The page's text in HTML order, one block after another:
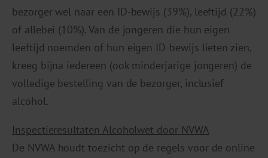
bezorger wel naar een ID-bewijs (39%), leeftijd (22%)
of allebei (10%). Van de jongeren die hun eigen
leeftijd noemden of hun eigen ID-bewijs lieten zien,
kreeg bijna iedereen (ook minderjarige jongeren) de
volledige bestelling van de bezorger, inclusief
alcohol.
Inspectieresultaten Alcoholwet door NVWA
De NVWA houdt toezicht op de regels voor de online